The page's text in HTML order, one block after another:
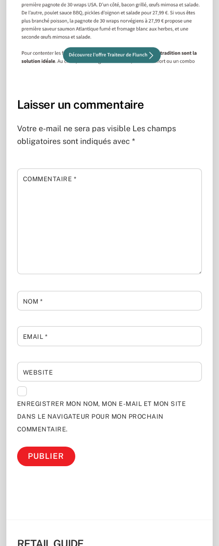
Laisser un commentaire
Votre e-mail ne sera pas visible Les champs
obligatoires sont indiqués avec *
COMMENTAIRE *
NOM *
EMAIL *
WEBSITE
ENREGISTRER MON NOM, MON E-MAIL ET MON SITE
DANS LE NAVIGATEUR POUR MON PROCHAIN
COMMENTAIRE.